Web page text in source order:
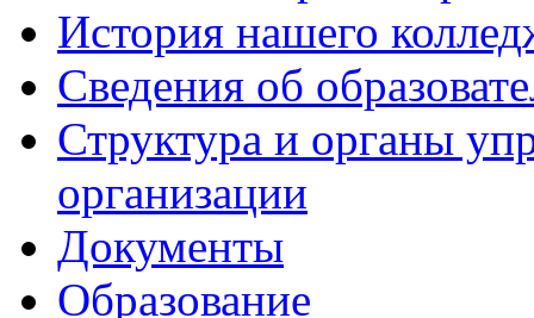
История нашего
Сведения об
Структура и органы
организации
Документы
Образование